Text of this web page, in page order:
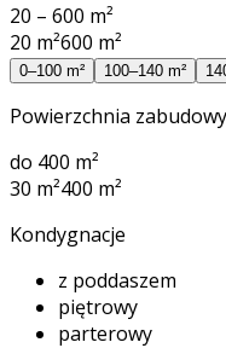
20 – 600 m²
20 m²600 m²
0–100 m² 100–140 m²
Powierzchnia zabudowy
do 400 m²
30 m²400 m²
Kondygnacje
z poddaszem
piętrowy
parterowy